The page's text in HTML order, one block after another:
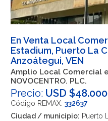
En Venta Local
Estadium, Puerto La
Anzoátegui, VEN
Amplio Local Comercial
NOVOCENTRO. PLC.
Precio: USD
Código REMAX: 332637
Ciudad / municipio: Puerto